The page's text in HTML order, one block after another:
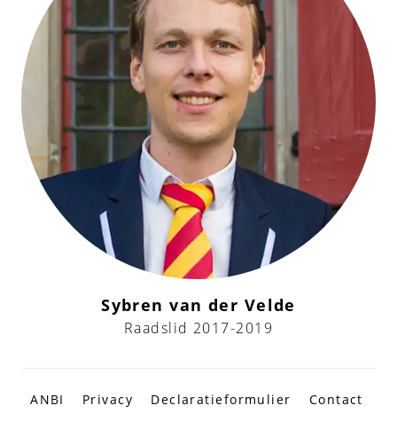
Sybren van der Velde
Raadslid 2017-2019
ANBI Privacy Declaratieformulier Contact